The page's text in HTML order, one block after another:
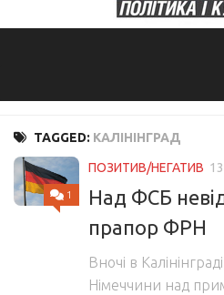
TAGGED: КАЛІНІНГРАД
1
ПОЗИТИВ/НЕГАТИВ
Над ФСБ
прапор ФРН
Вночі в
Німеччини над